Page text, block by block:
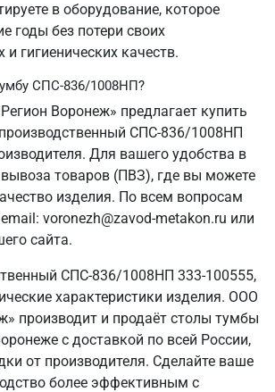
в оборудование, которое
годы без потери своих
гигиенических качеств.
СПС-836/1008НП?
Воронеж» предлагает купить
СПС-836/1008НП
Для вашего удобства в
товаров (ПВЗ), где вы можете
изделия. По всем вопросам
voronezh@zavod-metakon.ru или
сайта.
СПС-836/1008НП 333-100555,
характеристики изделия. ООО
производит и продаёт столы тумбы
с доставкой по всей России,
от производителя. Сделайте ваше
более эффективным с